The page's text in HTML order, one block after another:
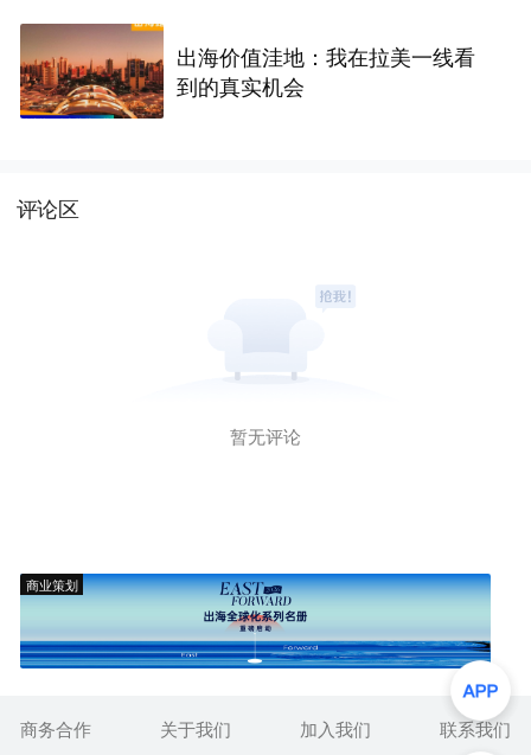
出海价值洼地：我在拉美一线看
到的真实机会
评论区
暂无评论
商业策划
商务合作 关于我们 加入我们 联系我们